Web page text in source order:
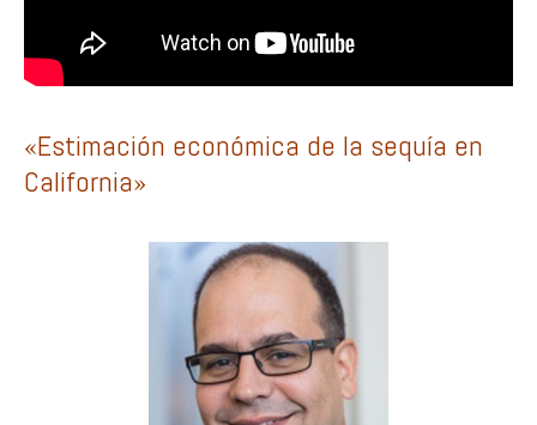
«Estimación económica de la sequía en
California»